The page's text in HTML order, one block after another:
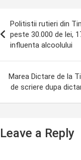
Politistii rutieri din
peste 30.000 de lei,
influenta alcoolului
Marea Dictare de la
de scriere dupa
Leave a Reply